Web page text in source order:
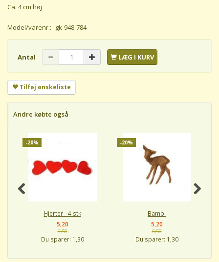
Ca. 4 cm høj
Model/varenr.: gk-948-784
Antal LÆG I KURV
Tilføj ønskeliste
Andre købte også
-20%
Hjerter - 4 stk
5,20
6,50
Du sparer: 1,30
-20%
Bambi
5,20
6,50
Du sparer: 1,30